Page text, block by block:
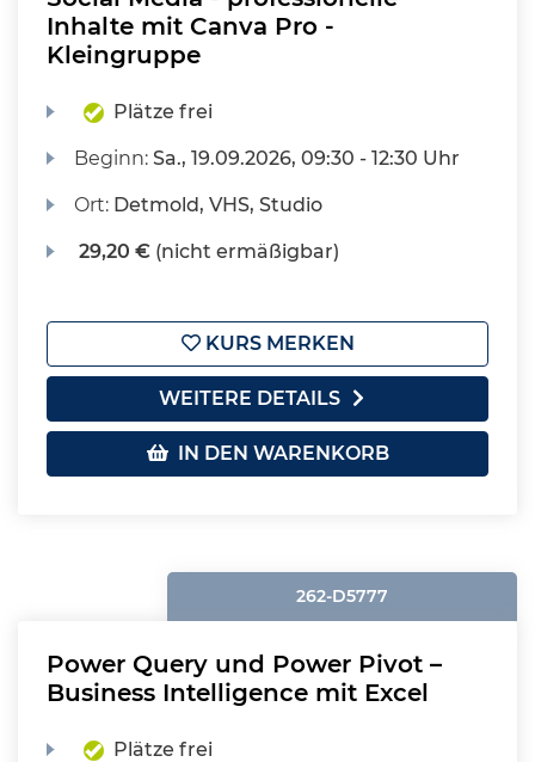
Inhalte mit Canva Pro -
Kleingruppe
Plätze frei
Beginn:Sa., 19.09.2026, 09:30 - 12:30 Uhr
Ort: Detmold, VHS, Studio
29,20 € (nicht ermäßigbar)
KURS MERKEN
WEITERE DETAILS
IN DEN WARENKORB
262-D5777
Power Query und Power Pivot –
Business Intelligence mit Excel
Plätze frei